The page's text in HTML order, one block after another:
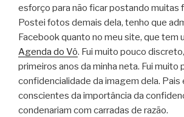
esforço para não ficar postando muitas
Postei fotos demais dela, tenho que
Facebook quanto no meu site, que tem
Agenda do Vô. Fui muito pouco
primeiros anos da minha neta. Fui muito
confidencialidade da imagem dela. Pais
conscientes da importância da
condenariam com carradas de razão.